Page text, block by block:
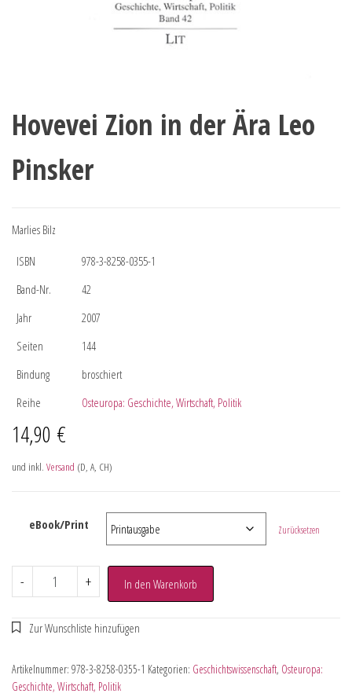
Hovevei Zion in der Ära Leo
Pinsker
Marlies Bilz
ISBN
978-3-8258-0355-1
Band-Nr.
42
Jahr
2007
Seiten
144
Bindung
broschiert
Reihe
Osteuropa: Geschichte, Wirtschaft, Politik
14,90 €
und inkl. Versand (D, A, CH)
eBook/Print Zurücksetzen
- + In den Warenkorb
Artikelnummer: 978-3-8258-0355-1 Kategorien: Geschichtswissenschaft, Osteuropa:
Geschichte, Wirtschaft, Politik